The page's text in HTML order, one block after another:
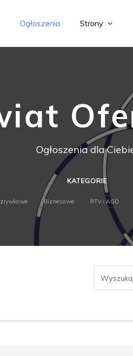
Ogłoszenia Strony
Ogłoszenia dla
KATEGORIE
Biznesowe RTV i AGD